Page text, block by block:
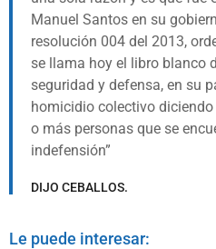
Manuel Santos en su
resolución 004 del 2013,
se llama hoy el libro blanco
seguridad y defensa, en su
homicidio colectivo
o más personas que se
indefensión
DIJO CEBALLOS.
Le puede interesar: